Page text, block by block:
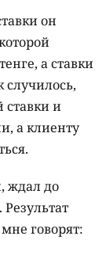
он
а ставки
случилось,
и
а клиенту
ждал до
говорят: